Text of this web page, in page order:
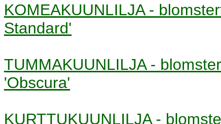
KOMEAKUUNLILJA -
Standard'
TUMMAKUUNLILJA -
'Obscura'
KURTTUKUUNLILJA -